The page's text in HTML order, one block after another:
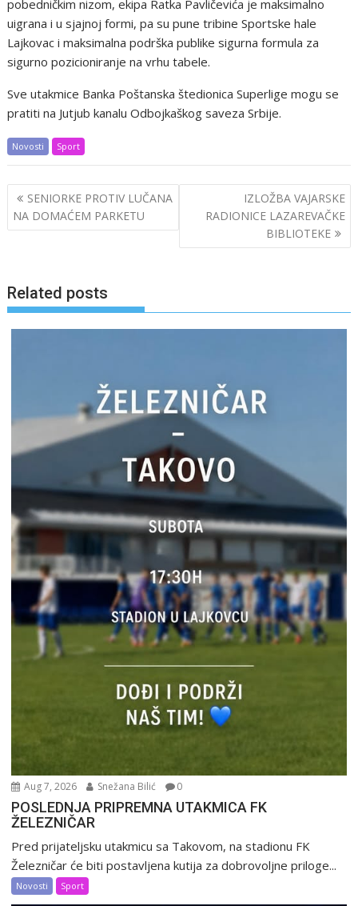
pobedničkim nizom, ekipa Ratka Pavličevića je maksimalno
uigrana i u sjajnoj formi, pa su pune tribine Sportske hale
Lajkovac i maksimalna podrška publike sigurna formula za
sigurno pozicioniranje na vrhu tabele.
Sve utakmice Banka Poštanska štedionica Superlige mogu se
pratiti na Jutjub kanalu Odbojkaškog saveza Srbije.
Novosti Sport
Post
navigation
SENIORKE PROTIV LUČANA
NA DOMAĆEM PARKETU
IZLOŽBA VAJARSKE
RADIONICE LAZAREVAČKE
BIBLIOTEKE
Related posts
Aug 7, 2026 Snežana Bilić 0
POSLEDNJA PRIPREMNA UTAKMICA FK
ŽELEZNIČAR
Pred prijateljsku utakmicu sa Takovom, na stadionu FK
Železničar će biti postavljena kutija za dobrovoljne priloge...
Novosti Sport